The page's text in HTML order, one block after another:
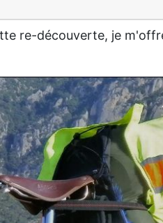
re-découverte, je